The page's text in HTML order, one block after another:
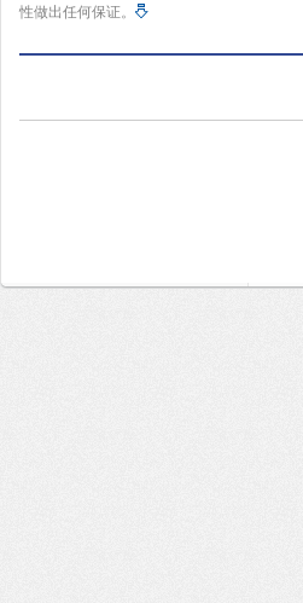
性做出任何保证。